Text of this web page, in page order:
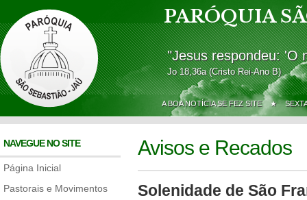
PARÓQUIA
"Jesus respondeu: 'O
Jo 18,36a (Cristo Rei-Ano B)
A BOA NOTÍCIA SE FEZ SITE ★
NAVEGUE NO SITE
Página Inicial
Pastorais e Movimentos
Avisos e Recados
Solenidade de São